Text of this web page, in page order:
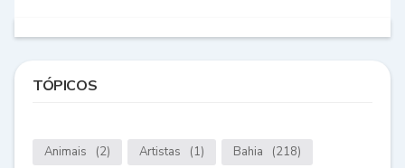
TÓPICOS
Animais (2) Artistas (1) Bahia (218)